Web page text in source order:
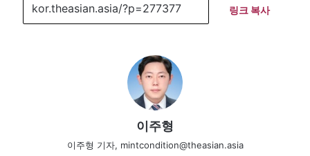
링크 복사
이주형
이주형 기자, mintcondition@theasian.asia